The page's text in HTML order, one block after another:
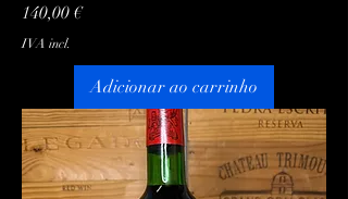
Preço
140,00 €
IVA incl.
Adicionar ao carrinho